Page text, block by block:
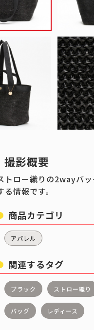
撮影概要
トロー織りの2wayバ
る情報です。
商品カテゴリ
アパレル
関連するタグ
ブラック ストロー織り
バッグ レディース